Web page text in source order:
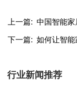
上一篇: 中国智能
下一篇: 如何让智
行业新闻推荐